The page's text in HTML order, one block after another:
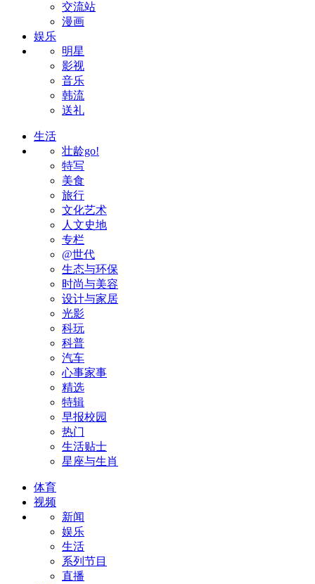
交流站
漫画
娱乐
明星
影视
音乐
韩流
送礼
生活
壮龄go!
特写
美食
旅行
文化艺术
人文史地
专栏
@世代
生态与环保
时尚与美容
设计与家居
光影
科玩
科普
汽车
心事家事
精选
特辑
早报校园
热门
生活贴士
星座与生肖
体育
视频
新闻
娱乐
生活
系列节目
直播